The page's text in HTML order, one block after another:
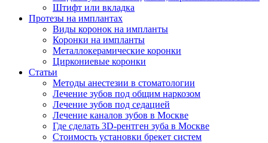
Штифт или вкладка
Протезы на имплантах
Виды коронок на импланты
Коронки на импланты
Металлокерамические коронки
Циркониевые коронки
Статьи
Методы анестезии в стоматологии
Лечение зубов под общим наркозом
Лечение зубов под седацией
Лечение каналов зубов в Москве
Где сделать 3D-рентген зуба в Москве
Стоимость установки брекет систем